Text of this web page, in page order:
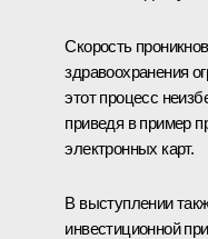
Скорость
здравоохранения
этот процесс
приведя в пример
электронных карт.
В выступлении
инвестиционной